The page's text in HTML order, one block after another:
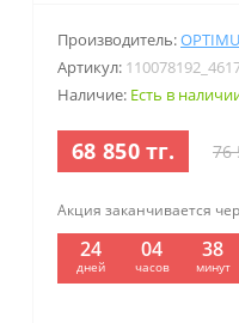
Производитель:
Артикул:
Наличие: Есть в
68 850 тг. 76
Акция заканчивается
24
дней
04
часов
38
минут